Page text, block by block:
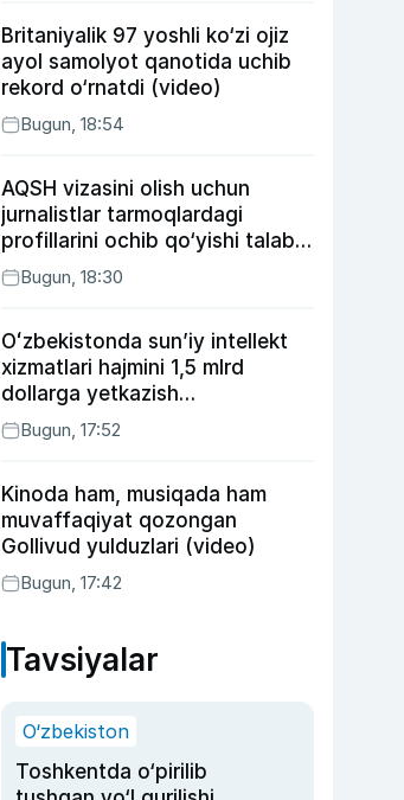
Britaniyalik 97 yoshli ko‘zi ojiz
ayol samolyot qanotida uchib
rekord o‘rnatdi (video)
Bugun, 18:54
AQSH vizasini olish uchun
jurnalistlar tarmoqlardagi
profillarini ochib qo‘yishi talab
etilishi mumkin
Bugun, 18:30
Oʻzbekistonda sunʼiy intellekt
xizmatlari hajmini 1,5 mlrd
dollarga yetkazish
rejalashtirilmoqda
Bugun, 17:52
Kinoda ham, musiqada ham
muvaffaqiyat qozongan
Gollivud yulduzlari (video)
Bugun, 17:42
Tavsiyalar
O‘zbekiston
Toshkentda o‘pirilib